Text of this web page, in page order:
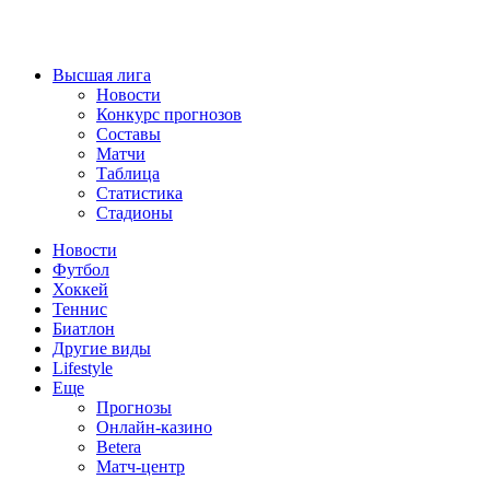
Высшая лига
Новости
Конкурс прогнозов
Составы
Матчи
Таблица
Статистика
Стадионы
Новости
Футбол
Хоккей
Теннис
Биатлон
Другие виды
Lifestyle
Еще
Прогнозы
Онлайн-казино
Betera
Матч-центр